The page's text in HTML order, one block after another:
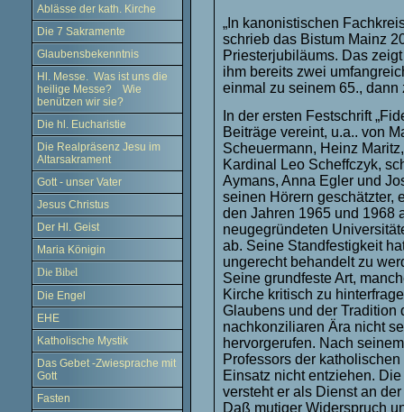
Ablässe der kath. Kirche
Die 7 Sakramente
Glaubensbekenntnis
Hl. Messe. Was ist uns die
heilige Messe? Wie
benützen wir sie?
Die hl. Eucharistie
Die Realpräsenz Jesu im
Altarsakrament
Gott - unser Vater
Jesus Christus
Der Hl. Geist
Maria Königin
Die Bibel
Die Engel
EHE
Katholische Mystik
Das Gebet -Zwiesprache mit
Gott
Fasten
„In kanonistischen
schrieb das Bistum Mainz
Priesterjubiläums. Das
ihm bereits zwei
einmal zu seinem 65., dann
In der ersten Festschrift
Beiträge vereint, u.a.. von
Scheuermann, Heinz
Kardinal Leo Scheffczyk,
Aymans, Anna Egler und
seinen Hörern geschätzter,
den Jahren 1965 und 1968
neugegründeten
ab. Seine Standfestigkeit
ungerecht behandelt zu
Seine grundfeste Art,
Kirche kritisch zu
Glaubens und der Tradition
nachkonziliaren Ära nicht
hervorgerufen. Nach
Professors der
Einsatz nicht entziehen.
versteht er als Dienst an
Daß mutiger Widerspruch